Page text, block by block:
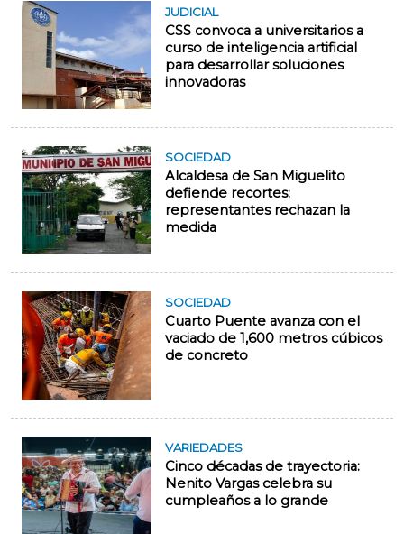
JUDICIAL
CSS convoca a universitarios a
curso de inteligencia artificial
para desarrollar soluciones
innovadoras
SOCIEDAD
Alcaldesa de San Miguelito
defiende recortes;
representantes rechazan la
medida
SOCIEDAD
Cuarto Puente avanza con el
vaciado de 1,600 metros cúbicos
de concreto
VARIEDADES
Cinco décadas de trayectoria:
Nenito Vargas celebra su
cumpleaños a lo grande